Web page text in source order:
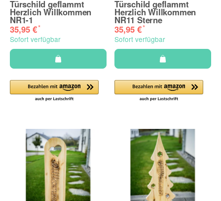
Türschild geflammt
Herzlich Willkommen
NR1-1
35,95 €*
Sofort verfügbar
Türschild geflammt
Herzlich Willkommen
NR11 Sterne
35,95 €*
Sofort verfügbar